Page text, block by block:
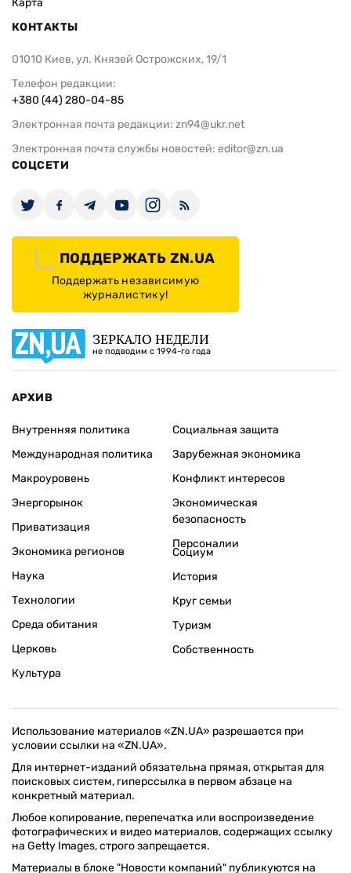
Карта
КОНТАКТЫ
01010 Киев, ул. Князей Острожских, 19/1
Телефон редакции:
+380 (44) 280-04-85
Электронная почта редакции: zn94@ukr.net
Электронная почта службы новостей: editor@zn.ua
СОЦСЕТИ
ПОДДЕРЖАТЬ ZN.UA
Поддержать независимую
журналистику!
ЗЕРКАЛО НЕДЕЛИ
не подводим с 1994-го года
АРХИВ
Внутренняя политика
Международная политика
Макроуровень
Энергорынок
Приватизация
Экономика регионов
Социальная защита
Зарубежная экономика
Конфликт интересов
Экономическая
безопасность
Персоналии
Наука
Технологии
Среда обитания
Церковь
Культура
Социум
История
Круг семьи
Туризм
Собственность
Использование материалов «ZN.UA» разрешается при
условии ссылки на «ZN.UA».
Для интернет-изданий обязательна прямая, открытая для
поисковых систем, гиперссылка в первом абзаце на
конкретный материал.
Любое копирование, перепечатка или воспроизведение
фотографических и видео материалов, содержащих ссылку
на Getty Images, строго запрещается.
Материалы в блоке "Новости компаний" публикуются на